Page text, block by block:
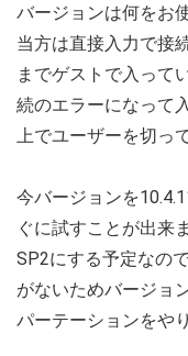
バージョンは何をお
当方は直接入力で接
までゲストで入って
続のエラーになって
上でユーザーを切っ
今バージョンを
ぐに試すことが出来
SP2にする予定なの
がないためバージョ
パーテーションをや